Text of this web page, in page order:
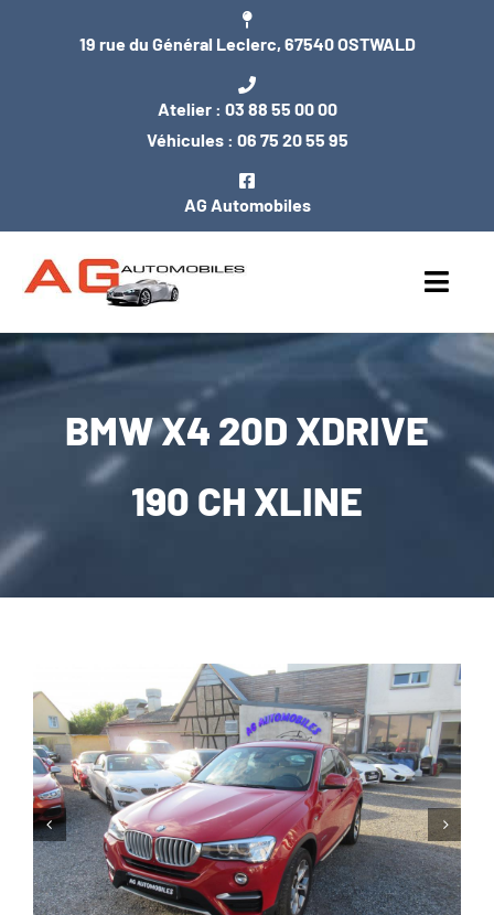
19 rue du Général Leclerc, 67540 OSTWALD
Atelier : 03 88 55 00 00
Véhicules : 06 75 20 55 95
AG Automobiles
ACCUEIL
NOS VÉHICULES
ENTRETIEN / MÉCANIQUE
CARROSSERIE / VITRAGE
BMW X4 20D XDRIVE
190 CH XLINE